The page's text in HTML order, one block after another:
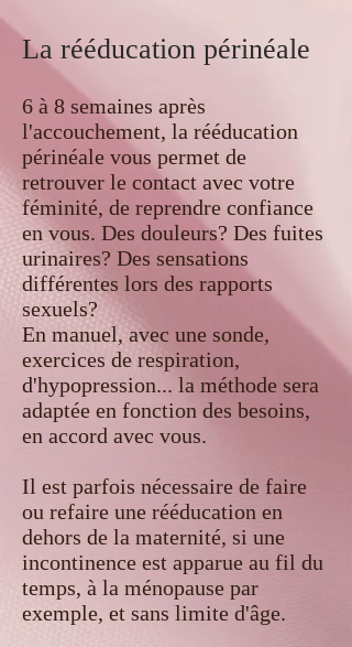
La rééducation périnéale
6 à 8 semaines après
l'accouchement, la rééducation
périnéale vous permet de
retrouver le contact avec votre
féminité, de reprendre confiance
en vous. Des douleurs? Des fuites
urinaires? Des sensations
différentes lors des rapports
sexuels?
En manuel, avec une sonde,
exercices de respiration,
d'hypopression... la méthode sera
adaptée en fonction des besoins,
en accord avec vous.
Il est parfois nécessaire de faire
ou refaire une rééducation en
dehors de la maternité, si une
incontinence est apparue au fil du
temps, à la ménopause par
exemple, et sans limite d'âge.